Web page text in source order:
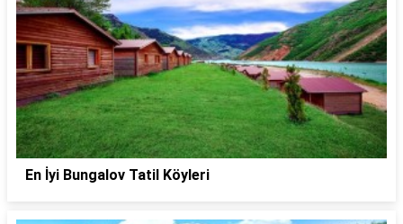
En İyi Bungalov Tatil Köyleri